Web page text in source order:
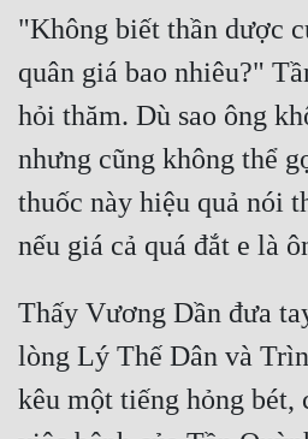
"Không biết thần dược
quân giá bao nhiêu?"
hỏi thăm. Dù sao ông
nhưng cũng không thể
thuốc này hiệu quả nói
Thấy Vương Dần đưa
lòng Lý Thế Dân và
kêu một tiếng hỏng bét,